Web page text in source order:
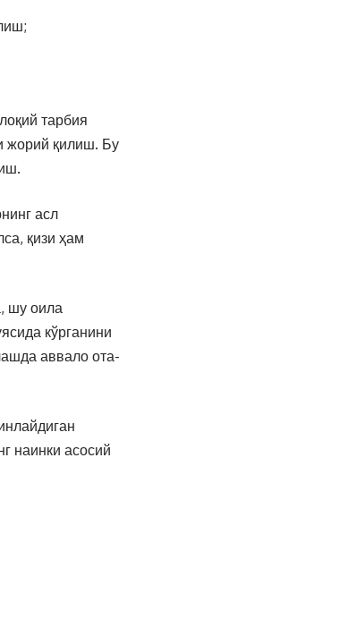
тарбия
жорий қилиш. Бу
асл
қизи ҳам
шу оила
кўрганини
аввало ота-
наинки асосий